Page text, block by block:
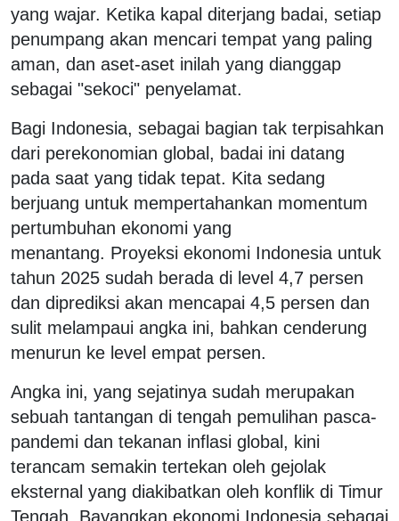
yang wajar. Ketika kapal diterjang badai, setiap
penumpang akan mencari tempat yang paling
aman, dan aset-aset inilah yang dianggap
sebagai "sekoci" penyelamat.
Bagi Indonesia, sebagai bagian tak terpisahkan
dari perekonomian global, badai ini datang
pada saat yang tidak tepat. Kita sedang
berjuang untuk mempertahankan momentum
pertumbuhan ekonomi yang
menantang. Proyeksi ekonomi Indonesia untuk
tahun 2025 sudah berada di level 4,7 persen
dan diprediksi akan mencapai 4,5 persen dan
sulit melampaui angka ini, bahkan cenderung
menurun ke level empat persen.
Angka ini, yang sejatinya sudah merupakan
sebuah tantangan di tengah pemulihan pasca-
pandemi dan tekanan inflasi global, kini
terancam semakin tertekan oleh gejolak
eksternal yang diakibatkan oleh konflik di Timur
Tengah. Bayangkan ekonomi Indonesia sebagai